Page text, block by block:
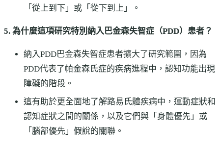
「從上到下」或「從下到上」。
5. 為什麼這項研究特別納入巴金森失智症（PDD）患者？
納入PDD巴金森失智症患者擴大了研究範圍，因為
PDD代表了帕金森氏症的疾病進程中，認知功能出現
障礙的階段。
這有助於更全面地了解路易氏體疾病中，運動症狀和
認知症狀之間的關係，以及它們與「身體優先」或
「腦部優先」假說的關聯。